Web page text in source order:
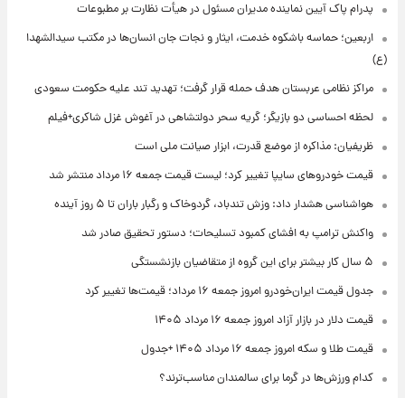
پدرام پاک آیین نماینده مدیران مسئول در هیأت نظارت بر مطبوعات
اربعین؛ حماسه باشکوه خدمت، ایثار و نجات جان انسان‌ها در مکتب سیدالشهدا
(ع)
مراکز نظامی عربستان هدف حمله قرار گرفت؛ تهدید تند علیه حکومت سعودی
لحظه احساسی دو بازیگر؛ گریه سحر دولتشاهی در آغوش غزل شاکری+فیلم
ظریفیان: مذاکره از موضع قدرت، ابزار صیانت ملی است
قیمت خودروهای سایپا تغییر کرد؛ لیست قیمت جمعه ۱۶ مرداد منتشر شد
هواشناسی هشدار داد: وزش تندباد، گردوخاک و رگبار باران تا ۵ روز آینده
واکنش ترامپ به افشای کمبود تسلیحات؛ دستور تحقیق صادر شد
۵ سال کار بیشتر برای این گروه از متقاضیان بازنشستگی
جدول قیمت ایران‌خودرو امروز جمعه ۱۶ مرداد؛ قیمت‌ها تغییر کرد
قیمت دلار در بازار آزاد امروز جمعه ۱۶ مرداد ۱۴۰۵
قیمت طلا و سکه امروز جمعه ۱۶ مرداد ۱۴۰۵ +جدول
کدام ورزش‌ها در گرما برای سالمندان مناسب‌ترند؟